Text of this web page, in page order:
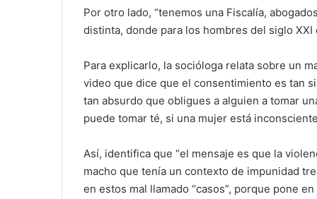
Por otro lado, “tenemos una Fiscalía,
distinta, donde para los hombres del siglo
Para explicarlo, la socióloga relata sobre un
video que dice que el consentimiento es tan
tan absurdo que obligues a alguien a tomar
puede tomar té, si una mujer está
Así, identifica que “el mensaje es que la
macho que tenía un contexto de impunidad
en estos mal llamado “casos”, porque pone